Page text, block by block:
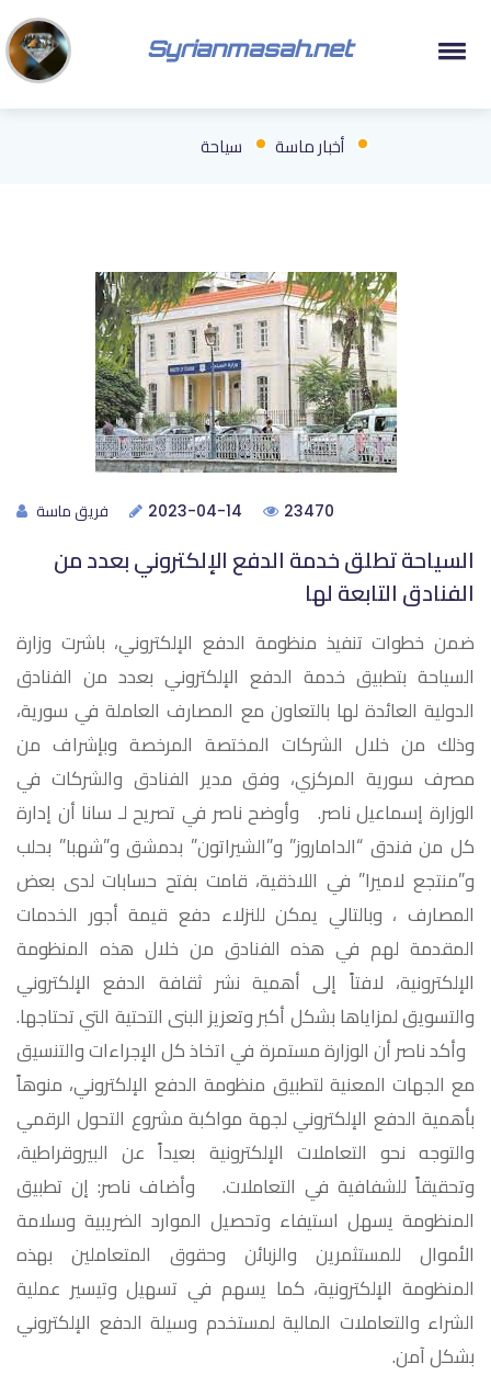
Syrianmasah.net
أخبار ماسة سياحة
فريق ماسة 2023-04-14 23470
السياحة تطلق خدمة الدفع الإلكتروني بعدد من
الفنادق التابعة لها
ضمن خطوات تنفيذ منظومة الدفع الإلكتروني، باشرت وزارة
السياحة بتطبيق خدمة الدفع الإلكتروني بعدد من الفنادق
الدولية العائدة لها بالتعاون مع المصارف العاملة في سورية،
وذلك من خلال الشركات المختصة المرخصة وبإشراف من
مصرف سورية المركزي، وفق مدير الفنادق والشركات في
الوزارة إسماعيل ناصر. وأوضح ناصر في تصريح لـ سانا أن إدارة
كل من فندق “الداماروز” و”الشيراتون” بدمشق و”شهبا” بحلب
و”منتجع لاميرا” في اللاذقية، قامت بفتح حسابات لدى بعض
المصارف ، وبالتالي يمكن للنزلاء دفع قيمة أجور الخدمات
المقدمة لهم في هذه الفنادق من خلال هذه المنظومة
الإلكترونية، لافتاً إلى أهمية نشر ثقافة الدفع الإلكتروني
والتسويق لمزاياها بشكل أكبر وتعزيز البنى التحتية التي تحتاجها.
وأكد ناصر أن الوزارة مستمرة في اتخاذ كل الإجراءات والتنسيق
مع الجهات المعنية لتطبيق منظومة الدفع الإلكتروني، منوهاً
بأهمية الدفع الإلكتروني لجهة مواكبة مشروع التحول الرقمي
والتوجه نحو التعاملات الإلكترونية بعيداً عن البيروقراطية،
وتحقيقاً للشفافية في التعاملات. وأضاف ناصر: إن تطبيق
المنظومة يسهل استيفاء وتحصيل الموارد الضريبية وسلامة
الأموال للمستثمرين والزبائن وحقوق المتعاملين بهذه
المنظومة الإلكترونية، كما يسهم في تسهيل وتيسير عملية
الشراء والتعاملات المالية لمستخدم وسيلة الدفع الإلكتروني
بشكل آمن.